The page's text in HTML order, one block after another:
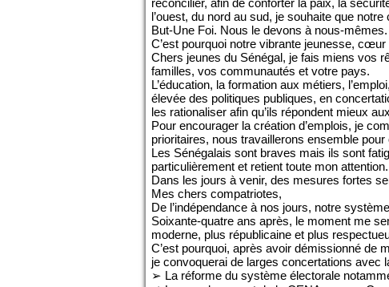
réconcilier, afin de conforter la paix, la
l’ouest, du nord au sud, je souhaite que
But-Une Foi. Nous le devons à nous-
C’est pourquoi notre vibrante jeunesse,
Chers jeunes du Sénégal, je fais miens vos
familles, vos communautés et votre pays.
L’éducation, la formation aux métiers,
élevée des politiques publiques, en
les rationaliser afin qu’ils répondent mieux
Pour encourager la création d’emplois, je
prioritaires, nous travaillerons ensemble
Les Sénégalais sont braves mais ils sont
particulièrement et retient toute mon attention.
Dans les jours à venir, des mesures fortes
Mes chers compatriotes,
De l’indépendance à nos jours, notre
Soixante-quatre ans après, le moment me
moderne, plus républicaine et plus
C’est pourquoi, après avoir démissionné de
je convoquerai de larges concertations avec
➢ La réforme du système électorale